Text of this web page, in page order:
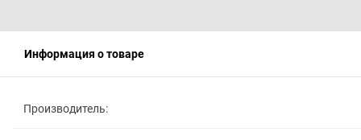
Информация о товаре
Производитель: